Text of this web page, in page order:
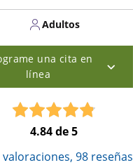
Adultos
una cita en
línea
4.84de 5
valoraciones, 98 reseñas